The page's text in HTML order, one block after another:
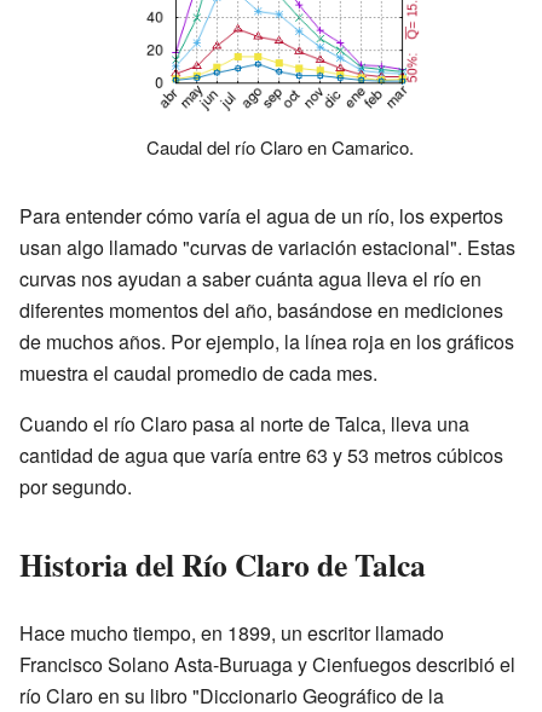
Caudal del río Claro en Camarico.
Para entender cómo varía el agua de un río, los expertos
usan algo llamado "curvas de variación estacional". Estas
curvas nos ayudan a saber cuánta agua lleva el río en
diferentes momentos del año, basándose en mediciones
de muchos años. Por ejemplo, la línea roja en los gráficos
muestra el caudal promedio de cada mes.
Cuando el río Claro pasa al norte de Talca, lleva una
cantidad de agua que varía entre 63 y 53 metros cúbicos
por segundo.
Historia del Río Claro de Talca
Hace mucho tiempo, en 1899, un escritor llamado
Francisco Solano Asta-Buruaga y Cienfuegos describió el
río Claro en su libro "Diccionario Geográfico de la